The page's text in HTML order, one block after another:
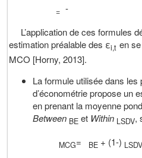
= -
L’application de ces formules
estimation préalable des εi,ten
MCO [Horny, 2013].
La formule utilisée dans les
d’économétrie propose un
en prenant la moyenne
Between BE et Within LSDV,
MCG= BE + (1-) LSDV